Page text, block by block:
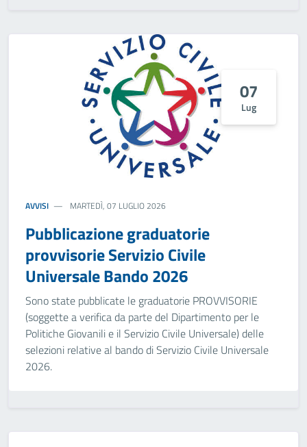
07
Lug
AVVISI MARTEDÌ, 07 LUGLIO 2026
Pubblicazione graduatorie
provvisorie Servizio Civile
Universale Bando 2026
Sono state pubblicate le graduatorie PROVVISORIE
(soggette a verifica da parte del Dipartimento per le
Politiche Giovanili e il Servizio Civile Universale) delle
selezioni relative al bando di Servizio Civile Universale
2026.